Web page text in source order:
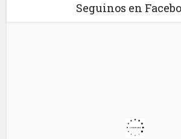
Seguinos en